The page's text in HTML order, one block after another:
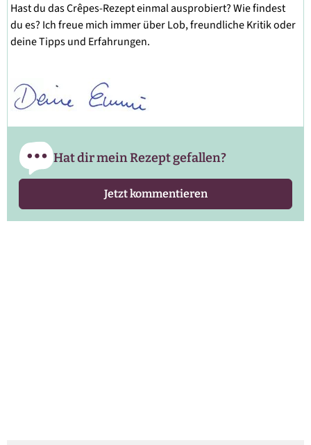
Hast du das Crêpes-Rezept einmal ausprobiert? Wie findest
du es? Ich freue mich immer über Lob, freundliche Kritik oder
deine Tipps und Erfahrungen.
Hat dir mein Rezept gefallen?
Jetzt kommentieren